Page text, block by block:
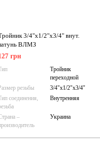
3/4"х1/2"х3/4" внут.
ВЛМЗ
грн
Тройник
переходной
Размер резьбы
3/4"х1/2"х3/4"
соединения,
Внутренняя
–
Украина